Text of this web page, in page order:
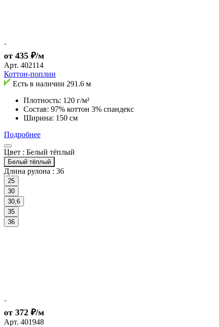
от 435 ₽/м
Арт. 402114
Коттон-поплин
Есть в наличии 291.6 м
Плотность: 120 г/м²
Состав: 97% коттон 3% спандекс
Ширина: 150 см
Подробнее
Цвет : Белый тёплый
Белый тёплый
Длина рулона : 36
25
30
30,6
35
36
от 372 ₽/м
Арт. 401948